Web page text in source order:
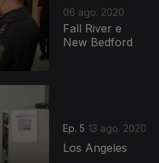
06 ago. 2020
Fall River e
New Bedford
Ep. 5 13 ago. 2020
Los Angeles